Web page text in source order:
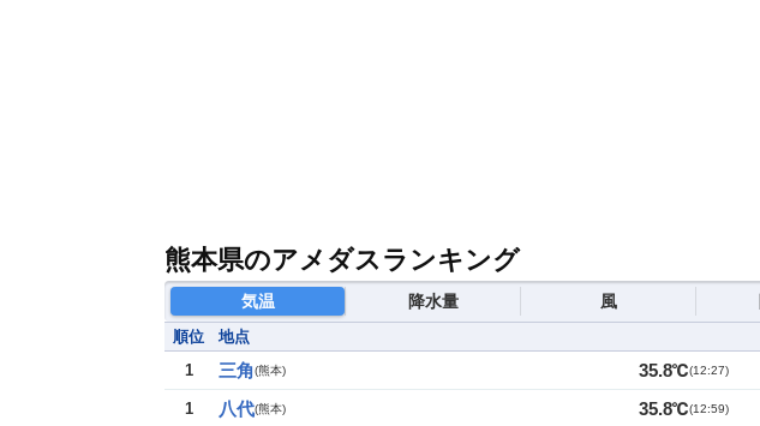
熊本県のアメダスランキング
気温 降水量 風
順位 地点
1
三角(熊本) 35.8℃(12:27)
1 八代(熊本) 35.8℃(12:59)